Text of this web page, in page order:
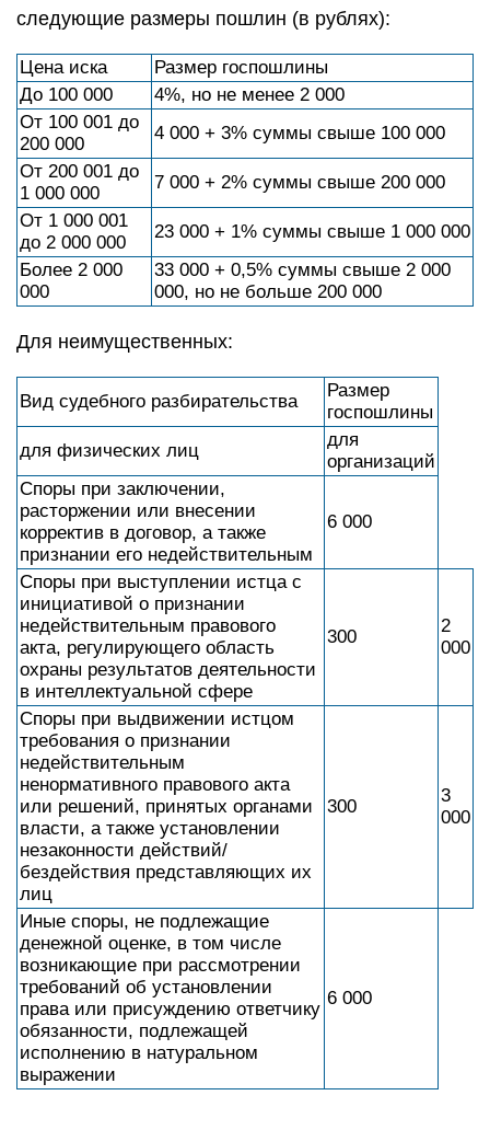
следующие размеры пошлин (в рублях):
Цена иска
Размер госпошлины
До 100 000
4%, но не менее 2 000
От 100 001 до
200 000
4 000 + 3% суммы свыше 100 000
От 200 001 до
1 000 000
7 000 + 2% суммы свыше 200 000
От 1 000 001
до 2 000 000
23 000 + 1% суммы свыше 1 000 000
Более 2 000
000
33 000 + 0,5% суммы свыше 2 000
000, но не больше 200 000
Для неимущественных:
Вид судебного разбирательства
Размер
госпошлины
для физических лиц
для
организаций
Споры при заключении,
расторжении или внесении
корректив в договор, а также
признании его недействительным
6 000
Споры при выступлении истца с
инициативой о признании
недействительным правового
акта, регулирующего область
охраны результатов деятельности
в интеллектуальной сфере
300
2
000
Споры при выдвижении истцом
требования о признании
недействительным
ненормативного правового акта
или решений, принятых органами
власти, а также установлении
незаконности действий/
бездействия представляющих их
лиц
300
3
000
Иные споры, не подлежащие
денежной оценке, в том числе
возникающие при рассмотрении
требований об установлении
права или присуждению ответчику
обязанности, подлежащей
исполнению в натуральном
выражении
6 000